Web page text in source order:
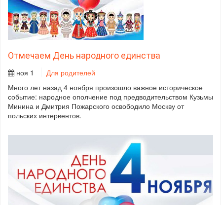
Отмечаем День народного единства
ноя 1
Для родителей
Много лет назад 4 ноября произошло важное историческое
событие: народное ополчение под предводительством Кузьмы
Минина и Дмитрия Пожарского освободило Москву от
польских интервентов.